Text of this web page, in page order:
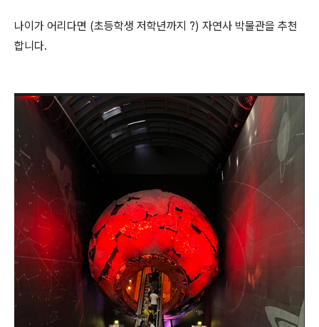
나이가 어리다면 (초등학생 저학년까지 ?) 자연사 박물관을 추천
합니다.